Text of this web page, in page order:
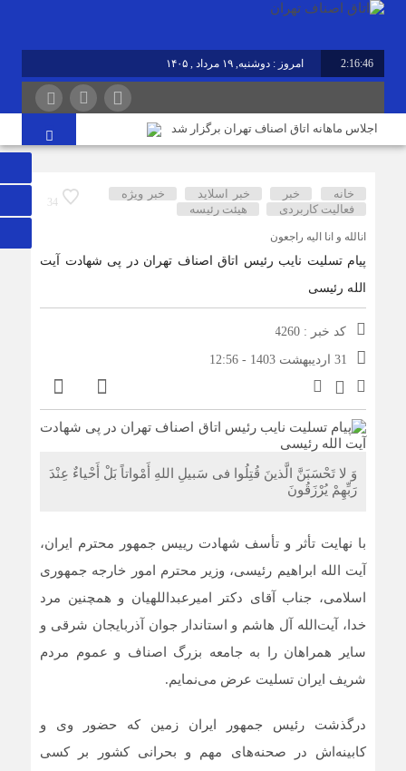
2:16:47 امروز : دوشنبه, ۱۹ مرداد , ۱۴۰۵
اجلاس ماهانه اتاق اصناف تهران برگزار شد
اصلاح غلط‌های املایی در تابلوهای شهری الزامی است/
پاسداری از زبان فارسی یک مسئولیت ملی
ورود حیوانات خانگی به رستوران‌ها و مراکز عرضه غذا تخلف
بهداشتی است
از تصمیم‌سازی تا نظارت؛ اصناف نقش مؤثرتری در بازار
34
خانه خبر خبر اسلايد
خبر ویژه
فعالیت کاربردی
هیئت رئیسه
انالله و انا اليه راجعون
پیام تسلیت نایب رئیس اتاق اصناف تهران در پی شهادت آیت
الله رئیسی
کد خبر : 4260
31 اردیبهشت 1403 - 12:56
وَ لا تَحْسَبَنَّ الَّذینَ قُتِلُوا فی سَبیلِ اللهِ أَمْواتاً بَلْ أَحْیاءٌ عِنْدَ
رَبِّهِمْ یُرْزَقُونَ
با نهایت تأثر و تأسف شهادت رییس ‎جمهور محترم ایران،
آیت الله ابراهیم رئیسی، وزیر محترم امور خارجه جمهوری
اسلامی، جناب آقای دکتر امیر‌عبداللهیان و همچنین مرد
خدا، آیت‌الله آل هاشم و استاندار جوان آذربایجان شرقی و
سایر همراهان را به جامعه بزرگ اصناف و عموم مردم
شریف ایران تسلیت عرض می‌نمایم‌.
درگذشت رئیس جمهور ایران زمین که حضور وی و
کابینه‌اش در صحنه‌های مهم و بحرانی کشور بر کسی